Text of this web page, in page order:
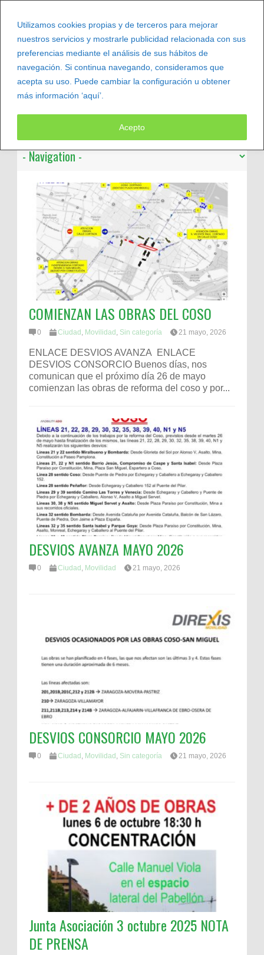
Utilizamos cookies propias y de terceros para mejorar
nuestros servicios y mostrarle publicidad relacionada con sus
preferencias mediante el análisis de sus hábitos de
navegación. Si continua navegando, consideramos que
acepta su uso. Puede cambiar la configuración u obtener
más información ‘aquí’.
Acepto
COMIENZAN LAS OBRAS DEL COSO
0 Ciudad , Movilidad , Sin categoría 21 mayo, 2026
ENLACE DESVIOS AVANZA ENLACE
DESVIOS CONSORCIO Buenos días, nos
comunican que el próximo día 26 de mayo
comienzan las obras de reforma del coso y por...
DESVIOS AVANZA MAYO 2026
0 Ciudad Movilidad 21 mayo, 2026
DESVIOS CONSORCIO MAYO 2026
0 Ciudad , Movilidad , Sin categoría 21 mayo, 2026
Junta Asociación 3 octubre 2025 NOTA
DE PRENSA